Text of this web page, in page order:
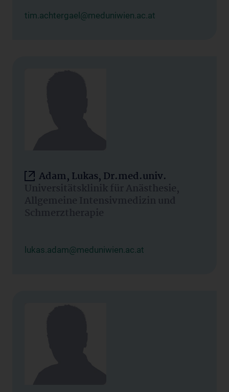
tim.achtergael@meduniwien.ac.at
Adam, Lukas, Dr.med.univ.
Universitätsklinik für Anästhesie,
Allgemeine Intensivmedizin und
Schmerztherapie
lukas.adam@meduniwien.ac.at